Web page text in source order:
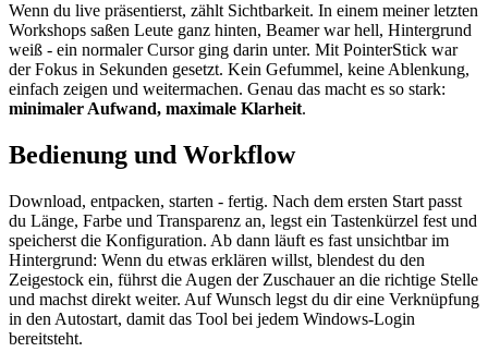
Wenn du live präsentierst, zählt Sichtbarkeit. In einem meiner letzten
Workshops saßen Leute ganz hinten, Beamer war hell, Hintergrund
weiß - ein normaler Cursor ging darin unter. Mit PointerStick war
der Fokus in Sekunden gesetzt. Kein Gefummel, keine Ablenkung,
einfach zeigen und weitermachen. Genau das macht es so stark:
minimaler Aufwand, maximale Klarheit.
Bedienung und Workflow
Download, entpacken, starten - fertig. Nach dem ersten Start passt
du Länge, Farbe und Transparenz an, legst ein Tastenkürzel fest und
speicherst die Konfiguration. Ab dann läuft es fast unsichtbar im
Hintergrund: Wenn du etwas erklären willst, blendest du den
Zeigestock ein, führst die Augen der Zuschauer an die richtige Stelle
und machst direkt weiter. Auf Wunsch legst du dir eine Verknüpfung
in den Autostart, damit das Tool bei jedem Windows-Login
bereitsteht.